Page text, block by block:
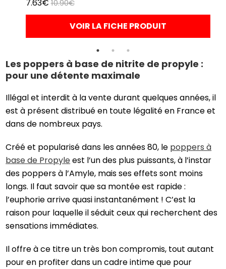
7.63€10.90€
VOIR LA FICHE PRODUIT
Les poppers à base de nitrite de propyle :
pour une détente maximale
Illégal et interdit à la vente durant quelques années, il
est à présent distribué en toute légalité en France et
dans de nombreux pays.
Créé et popularisé dans les années 80, le poppers à
base de Propyleest l’un des plus puissants, à l’instar
des poppers à l’Amyle, mais ses effets sont moins
longs. Il faut savoir que sa montée est rapide :
l’euphorie arrive quasi instantanément ! C’est la
raison pour laquelle il séduit ceux qui recherchent des
sensations immédiates.
Il offre à ce titre un très bon compromis, tout autant
pour en profiter dans un cadre intime que pour